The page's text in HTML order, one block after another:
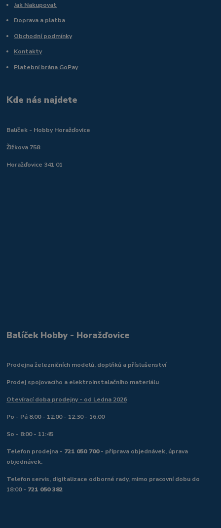
Jak Nakupovat
Doprava a platba
Obchodní podmínky
Kontakty
Platební brána GoPay
Kde nás najdete
Balíček - Hobby Horažďovice
Žižkova 758
Horažďovice 341 01
Balíček Hobby - Horažďovice
Prodejna železničních modelů, doplňků a příslušenství
Prodej spojovacího a elektroinstalačního materiálu
Otevírací doba prodejny - od Ledna 2026
Po - Pá 8:00 - 12:00 - 12:30 - 16:00
So - 8:00 - 11:45
Telefon prodejna - 721 050 700- příprava objednávek, úprava
objednávek.
Telefon servis, digitalizace odborné rady, mimo pracovní dobu do
18:00 - 721 050 382